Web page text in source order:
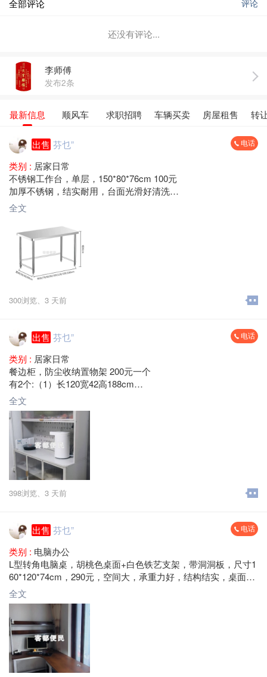
全部评论 评论
还没有评论...
李师傅
发布2条
最新信息 顺风车 求职招聘 车辆买卖 房屋租售 转
出售 芬乜” 电话
类别 : 居家日常
不锈钢工作台，单层，150*80*76cm 100元
加厚不锈钢，结实耐用，台面光滑好清洗
承重力强，适合厨房、饭店、奶茶店、摆摊用
梅县区大山路 自提
全文
300浏览、 3 天前
出售 芬乜” 电话
类别 : 居家日常
餐边柜，防尘收纳置物架 200元一个
有2个:（1）长120宽42高188cm
（2） 长100宽42高188cm
梅县区大山路 自提
全文
398浏览、 3 天前
出售 芬乜” 电话
类别 : 电脑办公
L型转角电脑桌，胡桃色桌面+白色铁艺支架，带洞洞板，尺寸1
60*120*74cm，290元，空间大，承重力好，结构结实，桌面宽
敞，适合办公学习用。成色还可以，表面干净，无异味，安装
简单，不摇晃。
梅县区大山路 自提
全文